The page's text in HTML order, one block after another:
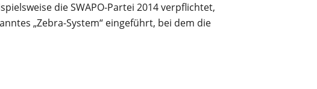
die SWAPO-Partei 2014 verpflichtet,
„Zebra-System“ eingeführt, bei dem die